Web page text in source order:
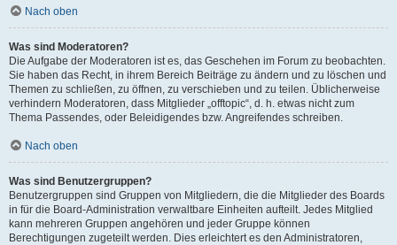
Nach oben
Was sind Moderatoren?
Die Aufgabe der Moderatoren ist es, das Geschehen im Forum zu beobachten.
Sie haben das Recht, in ihrem Bereich Beiträge zu ändern und zu löschen und
Themen zu schließen, zu öffnen, zu verschieben und zu teilen. Üblicherweise
verhindern Moderatoren, dass Mitglieder „offtopic“, d. h. etwas nicht zum
Thema Passendes, oder Beleidigendes bzw. Angreifendes schreiben.
Nach oben
Was sind Benutzergruppen?
Benutzergruppen sind Gruppen von Mitgliedern, die die Mitglieder des Boards
in für die Board-Administration verwaltbare Einheiten aufteilt. Jedes Mitglied
kann mehreren Gruppen angehören und jeder Gruppe können
Berechtigungen zugeteilt werden. Dies erleichtert es den Administratoren,